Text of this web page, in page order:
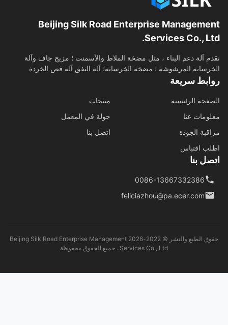
Beijing Silk Road Enterprise
Services Co.,
آلة دعم البناء ، مثل مضخة الملاط والأسمنت ؛ مزيج جاف وآلة
المرشوشة ؛ مضخة الخرسانة؛ آلة النفق آلة قص الخردة
سريعة
الرئيسية
منتجات
عنا
جولة في المعمل
الجودة
اتصل بنا
اقتباس
بنا
0086-13667332386
feliciazhou@pa.ecer.com
حقوق الطبع والنشر © 2022-2026 Beijing Silk Road Enterprise Management
Services Co., Ltd.. جميع الحقوق محفوظة